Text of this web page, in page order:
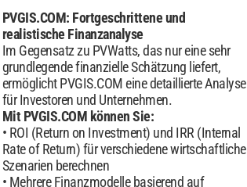
PVGIS.COM: Fortgeschrittene und
realistische Finanzanalyse
Im Gegensatz zu PVWatts, das nur eine sehr
grundlegende finanzielle Schätzung liefert,
ermöglicht PVGIS.COM eine detaillierte Analyse
für Investoren und Unternehmen.
Mit PVGIS.COM können Sie:
ROI (Return on Investment) und IRR (Internal
Rate of Return) für verschiedene wirtschaftliche
Szenarien berechnen
Mehrere Finanzmodelle basierend auf